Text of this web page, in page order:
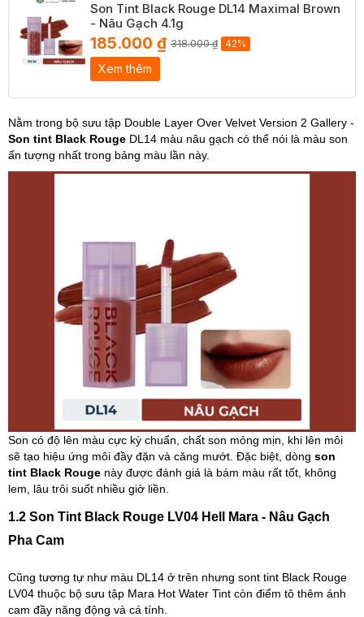
Son Tint Black Rouge DL14 Maximal Brown
- Nâu Gạch 4.1g
185.000 ₫ 318.000 ₫ 42%
Xem thêm
Nằm trong bộ sưu tập Double Layer Over Velvet Version 2 Gallery -
Son tint Black Rouge DL14 màu nâu gạch có thể nói là màu son
ấn tượng nhất trong bảng màu lần này.
Son có độ lên màu cực kỳ chuẩn, chất son mỏng mịn, khi lên môi
sẽ tạo hiệu ứng môi đầy đặn và căng mướt. Đặc biệt, dòng son
tint Black Rouge này được đánh giá là bám màu rất tốt, không
lem, lâu trôi suốt nhiều giờ liền.
1.2 Son Tint Black Rouge LV04 Hell Mara - Nâu Gạch
Pha Cam
Cũng tương tự như màu DL14 ở trên nhưng sont tint Black Rouge
LV04 thuộc bộ sưu tập Mara Hot Water Tint còn điểm tô thêm ánh
cam đầy năng động và cá tính.